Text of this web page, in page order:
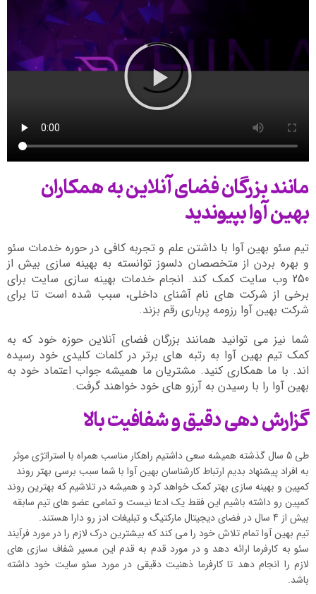
مانند بزرگان فضای آنلاین به همکاران
بهین آوا بپیوندید
تیم سئو بهین آوا با داشتن علم و تجربه کافی در حوره خدمات سئو
و بهره بردن از متخصصان دلسوز توانسته به بهینه سازی بیش از
250 وب سایت کمک کند. انجام خدمات بهینه سازی سایت برای
برخی از شرکت های نام آشنای داخلی، سبب شده است تا برای
شرکت بهین آوا رزومه پرباری رقم بزند.
شما نیز می توانید همانند بزرگان فضای آنلاین حوزه خود که به
کمک تیم بهین آوا به رتبه های برتر در کلمات کلیدی خود رسیده
اند. با ما همکاری کنید. مشتریان ما همیشه جواب اعتماد خود به
بهین آوا را با رسیدن به آرزو های خود خواهند گرفت.
گزارش دهی دقیق و شفافیت بالا
طی 5 سال گذشته همیشه سعی داشتیم راهکار مناسب همراه با استراتژی موثر
به افراد پیشنهاد بدیم ارتباط کارشناسان بهین آوا با شما سبب برسی بهتر روند
کمپین و بهینه سازی بهتر کمک خواهد کرد و همیشه در تلاشیم که بهترین روند
کمپین رو داشته باشیم این فقط یک ادعا نیست و تمامی عضو های تیم سابقه
بیش از 4 سال در فضای دیجیتال مارکتیگ و تبلیغات ادز رو دارا هستند.
تیم بهین آوا تمام تلاش خود را می کند که بیشترین درک لازم را در مورد فرآیند
سئو به کارفرما ارائه دهد و در مورد قدم به قدم این مسیر شفاف سازی های
لازم را انجام دهد تا کارفرما ذهنیت دقیقی در مورد سئو سایت خود داشته
باشد.